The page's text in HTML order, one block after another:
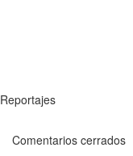
Reportajes
Comentarios cerrados